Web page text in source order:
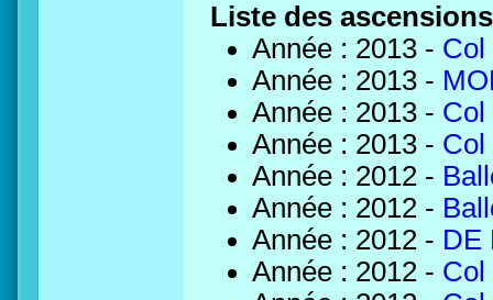
Liste des
Année : 2013 - Col
Année : 2013 -
Année : 2013 - Col
Année : 2013 - Col
Année : 2012 -
Année : 2012 -
Année : 2012 - DE
Année : 2012 - Col